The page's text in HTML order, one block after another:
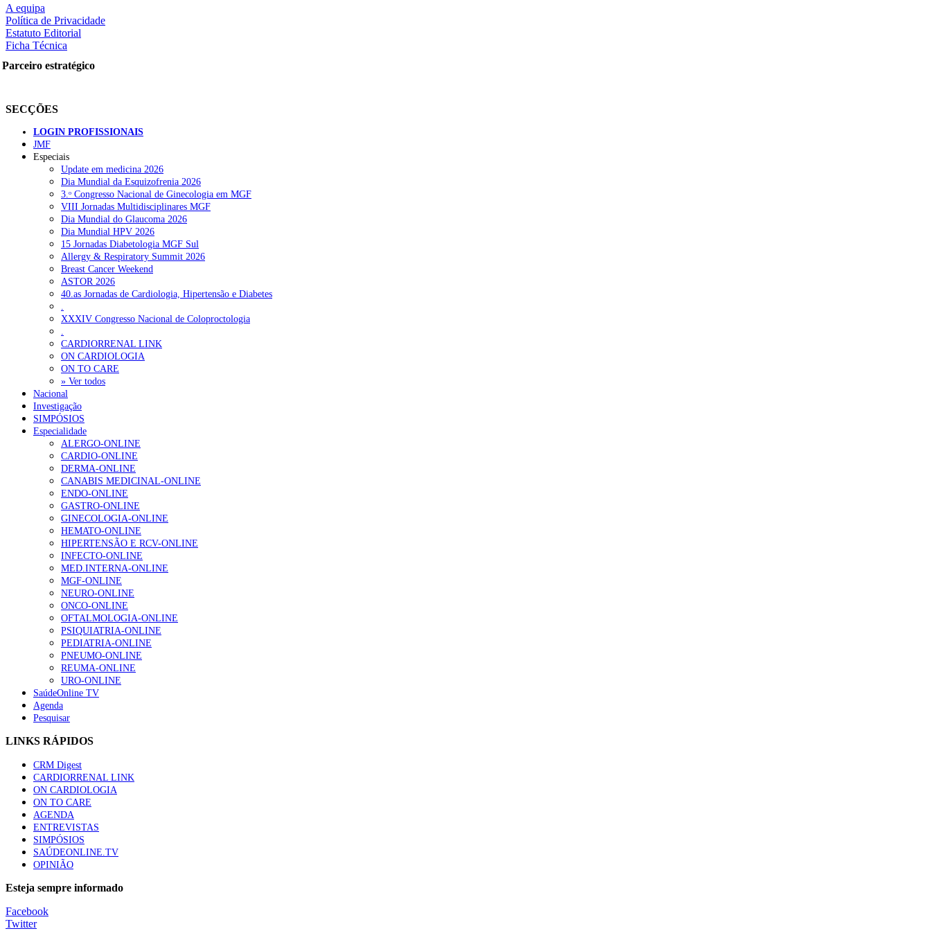
nas redes sociais:
RECENTES
ULS de Coimbra estreia cirurgia endoscópica do ouvido com apoio robótico em Portugal
Enfermeiros exigem esclarecimentos sobre eventual gestão privada da ULS do Algarve
Ordem dos Médicos alerta para riscos no novo sistema de acesso a consultas e cirurgias
Portugal está a formar os médicos de que precisa? 6 de Agosto, 2026
Estudantes de Medicina representados na 79.ª World Health Assembly
MAIS LIDAS
Enfermagem Forense. “Da urgência ao tribunal, cada gesto conta e cada profissional faz a diferença”
202 visualizações
Alguns milhares de utentes podem ficar sem médico de família com nova regras do registo, alerta associação
155 visualizações
1.º Episódio do Podcast “Frequência Cardio – Sintoniza-te na Insuficiência Cardíaca” da Bayer
94 visualizações
“Os programas de rastreio do cancro do pulmão são custo-efetivos e representam um investimento sustentável para os sistemas de saúde”
88 visualizações
Quase quatro em cada dez doentes com enfarte apresentavam níveis elevados de Lp(a), revela estudo
86 visualizações
Trodelvy aprovado para primeira linha no cancro da mama triplo negativo metastático em doentes não elegíveis para inibidores PD-(L)1
61 visualizações
MAIS NOTÍCIAS
ULS de Coimbra estreia cirurgia endoscópica do ouvido com apoio robótico em Portugal
A equipa
Política de Privacidade
Estatuto Editorial
Ficha Técnica
Parceiro estratégico
SECÇÕES
LOGIN PROFISSIONAIS
JMF
Especiais
Update em medicina 2026
Dia Mundial da Esquizofrenia 2026
3.ᵒ Congresso Nacional de Ginecologia em MGF
VIII Jornadas Multidisciplinares MGF
Dia Mundial do Glaucoma 2026
Dia Mundial HPV 2026
15 Jornadas Diabetologia MGF Sul
Allergy & Respiratory Summit 2026
Breast Cancer Weekend
ASTOR 2026
40.as Jornadas de Cardiologia, Hipertensão e Diabetes
.
XXXIV Congresso Nacional de Coloproctologia
.
CARDIORRENAL LINK
ON CARDIOLOGIA
ON TO CARE
» Ver todos
Nacional
Investigação
SIMPÓSIOS
Especialidade
ALERGO-ONLINE
CARDIO-ONLINE
DERMA-ONLINE
CANABIS MEDICINAL-ONLINE
ENDO-ONLINE
GASTRO-ONLINE
GINECOLOGIA-ONLINE
HEMATO-ONLINE
HIPERTENSÃO E RCV-ONLINE
INFECTO-ONLINE
MED.INTERNA-ONLINE
MGF-ONLINE
NEURO-ONLINE
ONCO-ONLINE
OFTALMOLOGIA-ONLINE
PSIQUIATRIA-ONLINE
PEDIATRIA-ONLINE
PNEUMO-ONLINE
REUMA-ONLINE
URO-ONLINE
SaúdeOnline TV
Agenda
Pesquisar
LINKS RÁPIDOS
CRM Digest
CARDIORRENAL LINK
ON CARDIOLOGIA
ON TO CARE
AGENDA
ENTREVISTAS
SIMPÓSIOS
SAÚDEONLINE.TV
OPINIÃO
Esteja sempre informado
Facebook
Twitter